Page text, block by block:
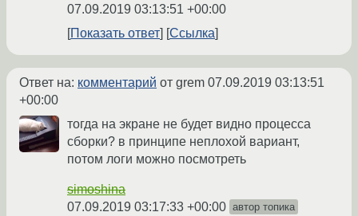
07.09.2019 03:13:51 +00:00
Показать ответ
Ссылка
Ответ на: комментарий от grem 07.09.2019 03:13:51
+00:00
тогда на экране не будет видно процесса
сборки? в принципе неплохой вариант,
потом логи можно посмотреть
simoshina
07.09.2019 03:17:33 +00:00 автор топика